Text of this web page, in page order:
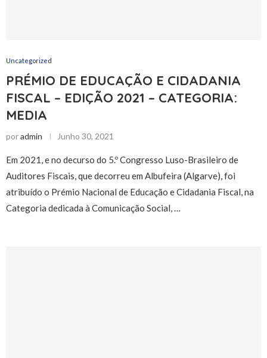
Uncategorized
PRÉMIO DE EDUCAÇÃO E CIDADANIA
FISCAL – EDIÇÃO 2021 – CATEGORIA:
MEDIA
poradmin Junho 30, 2021
Em 2021, e no decurso do 5.º Congresso Luso-Brasileiro de
Auditores Fiscais, que decorreu em Albufeira (Algarve), foi
atribuído o Prémio Nacional de Educação e Cidadania Fiscal, na
Categoria dedicada à Comunicação Social, …